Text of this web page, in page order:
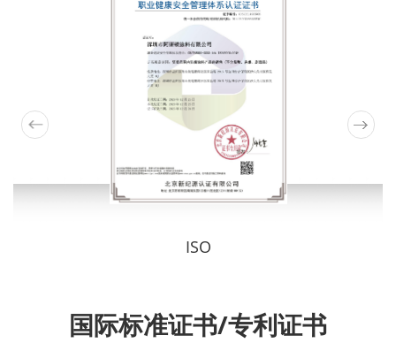
ISO
国际标准证书/专利证书